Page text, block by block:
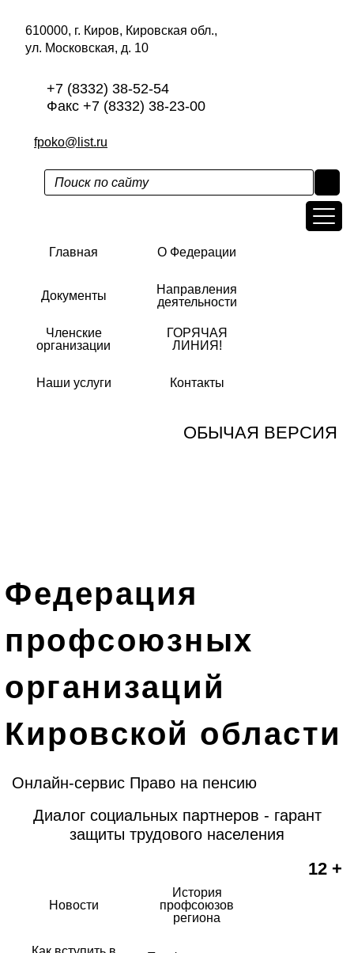
610000, г. Киров, Кировская обл.,
ул. Московская, д. 10
+7 (8332) 38-52-54
Факс +7 (8332) 38-23-00
fpoko@list.ru
Главная О Федерации
Документы
Направления
деятельности
Членские
организации
ГОРЯЧАЯ
ЛИНИЯ!
Наши услуги Контакты
ОБЫЧАЯ ВЕРСИЯ
Федерация
профсоюзных
организаций
Кировской области
Онлайн-сервис Право на пенсию
Диалог социальных партнеров - гарант
защиты трудового населения
12 +
Новости
История
профсоюзов
региона